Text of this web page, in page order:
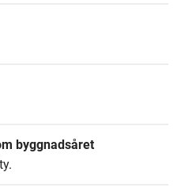
byggnadsåret